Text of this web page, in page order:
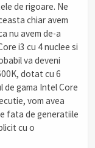
de rigoare. Ne
chiar avem
nu avem de-a
i3 cu 4 nuclee si
va deveni
dotat cu 6
de gama Intel Core
vom avea
fata de generatiile
cu o